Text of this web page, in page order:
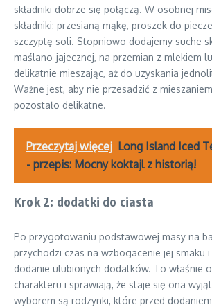
składniki dobrze się połączą. W osobnej
składniki: przesianą mąkę, proszek do
szczyptę soli. Stopniowo dodajemy suche
maślano-jajecznej, na przemian z mlekiem
delikatnie mieszając, aż do uzyskania
Ważne jest, aby nie przesadzić z
pozostało delikatne.
Przeczytaj więcej Long Island Iced
- przepis: Mocny koktajl z historią!
Krok 2: dodatki do ciasta
Po przygotowaniu podstawowej masy na
przychodzi czas na wzbogacenie jej smaku
dodanie ulubionych dodatków. To właśnie
charakteru i sprawiają, że staje się ona
wyborem są rodzynki, które przed